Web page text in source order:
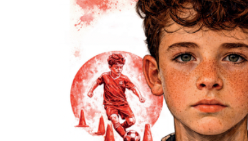
con columnas especiales redactadas por invitados como ser
Eduardo Novillo Astrada h, Martín Jaite, Pablo Matera,
Fuente, Emiliano Grillo, Luis Lobo, La Liga de fútbol profesional
Ticketek, GIESSO, la Liga de Videojuegos Profesional,
Volver a jugar, Daniela Martínez, Pablo Fernández,
Federico McCormick, Rodrigo Arizaga, Franco Longobardi,
Marcelo Gantman, Tadeo Timmermann, Santiago Chichizola,
Deportes del Gobierno de la Ciudad de Buenos Aires, la
Fútbol Argentino, Racing Club (Argentina), Flamengo (Brasil),
(Chile), Sporting Cristal (Perú), Deportivo Cali (Colombia)